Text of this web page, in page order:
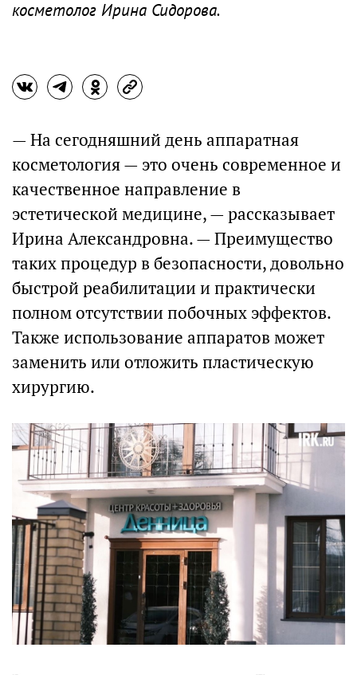
косметолог Ирина Сидорова.
— На сегодняшний день аппаратная
косметология — это очень современное и
качественное направление в
эстетической медицине, — рассказывает
Ирина Александровна. — Преимущество
таких процедур в безопасности, довольно
быстрой реабилитации и практически
полном отсутствии побочных эффектов.
Также использование аппаратов может
заменить или отложить пластическую
хирургию.